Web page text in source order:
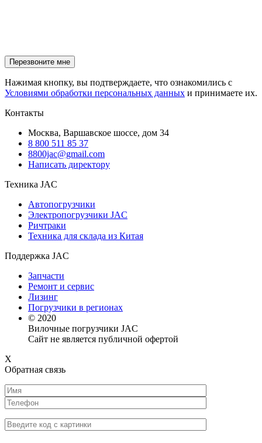
Нажимая кнопку, вы подтверждаете, что ознакомились с
Условиями обработки персональных данных и принимаете их.
Контакты
Москва, Варшавское шоссе, дом 34
8 800 511 85 37
8800jac@gmail.com
Написать директору
Техника JAC
Автопогрузчики
Электропогрузчики JAC
Ричтраки
Техника для склада из Китая
Поддержка JAC
Запчасти
Ремонт и сервис
Лизинг
Погрузчики в регионах
© 2020
Вилочные погрузчики JAC
Сайт не является публичной офертой
X
Обратная связь